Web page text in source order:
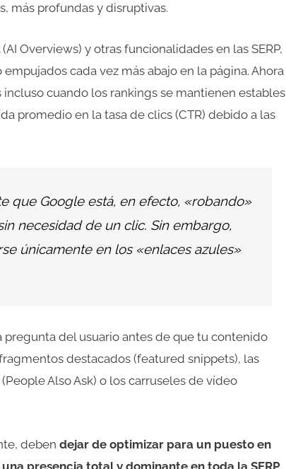
más profundas y disruptivas.
Overviews) y otras funcionalidades en las SERP,
cada vez más abajo en la página. Ahora
cuando los rankings se mantienen estables
promedio en la tasa de clics (CTR) debido a las
que Google está, en efecto, «robando»
necesidad de un clic. Sin embargo,
únicamente en los «enlaces azules»
pregunta del usuario antes de que tu contenido
destacados (featured snippets), las
Also Ask) o los carruseles de vídeo
deben dejar de optimizar para un puesto en
presencia total y dominante en toda la SERP.